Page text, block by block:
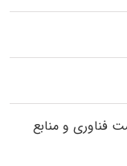
فناوری و منابع